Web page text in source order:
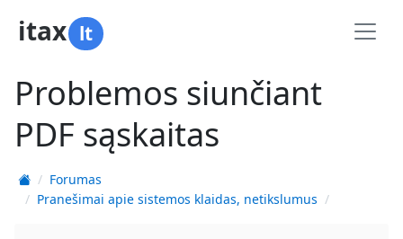
itax lt
Problemos siunčiant
PDF sąskaitas
Forumas
Pranešimai apie sistemos klaidas, netikslumus